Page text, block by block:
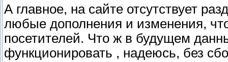
А главное, на сайте отсутствует
любые дополнения и изменения,
посетителей. Что ж в будущем
функционировать , надеюсь, без